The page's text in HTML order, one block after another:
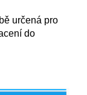
určená pro
do